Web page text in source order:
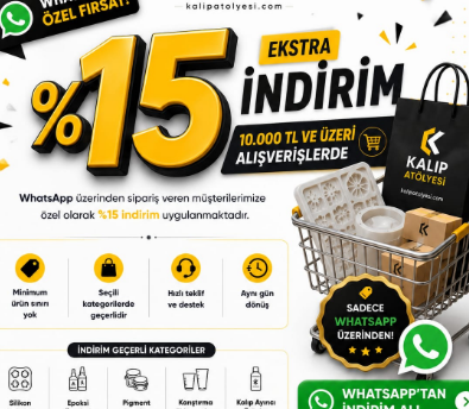
Epoksi Harf Kalıp - L
75,00 TL
Reçine Epoksi Harf
75,00 TL